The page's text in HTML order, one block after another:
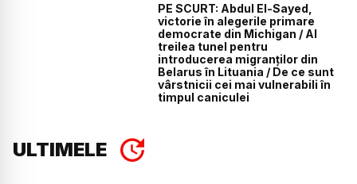
PE SCURT: Abdul El-Sayed,
victorie în alegerile primare
democrate din Michigan / Al
treilea tunel pentru
introducerea migranților din
Belarus în Lituania / De ce sunt
vârstnicii cei mai vulnerabili în
timpul caniculei
ULTIMELE